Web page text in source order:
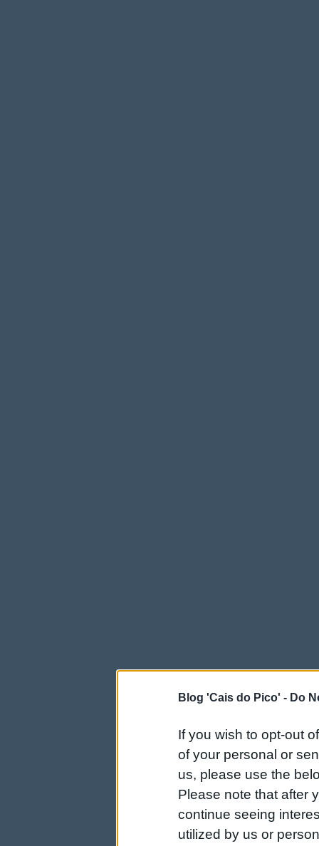
Blog 'Cais do Pico' - Do
If you wish to opt-out
of your personal or
us, please use the
Please note that after
continue seeing
utilized by us or